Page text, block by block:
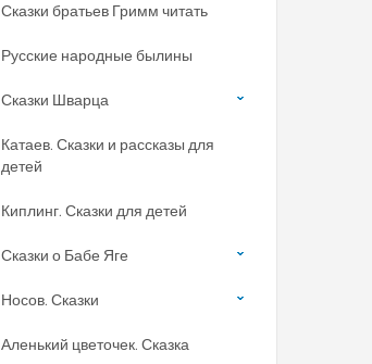
Сказки братьев Гримм читать
Русские народные былины
Сказки Шварца
Катаев. Сказки и рассказы для
детей
Киплинг. Сказки для детей
Сказки о Бабе Яге
Носов. Сказки
Аленький цветочек. Сказка